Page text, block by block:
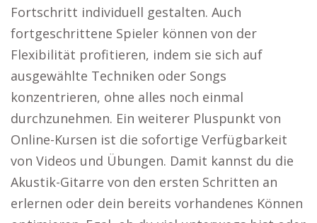
Fortschritt individuell gestalten. Auch
fortgeschrittene Spieler können von der
Flexibilität profitieren, indem sie sich auf
ausgewählte Techniken oder Songs
konzentrieren, ohne alles noch einmal
durchzunehmen. Ein weiterer Pluspunkt von
Online-Kursen ist die sofortige Verfügbarkeit
von Videos und Übungen. Damit kannst du die
Akustik-Gitarre von den ersten Schritten an
erlernen oder dein bereits vorhandenes Können